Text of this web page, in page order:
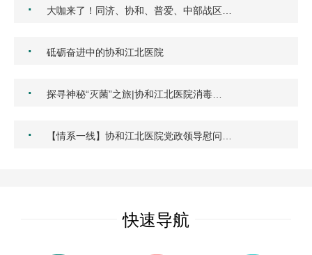
· 大咖来了！同济、协和、普爱、中部战区…
· 砥砺奋进中的协和江北医院
· 探寻神秘“灭菌”之旅|协和江北医院消毒…
· 【情系一线】协和江北医院党政领导慰问…
快速导航